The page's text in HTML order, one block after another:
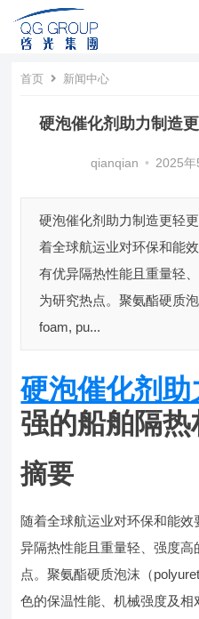
首页 新闻中心
硬泡催化剂助力制造
qianqian • 2025年
硬泡催化剂助力制造更轻
着全球航运业对环保和能
有优异隔热性能且重量轻
为研究热点。聚氨酯硬质
foam, pu...
硬泡催化剂助
强的船舶隔热
摘要
随着全球航运业对环保和能
异隔热性能且重量轻、强度
点。聚氨酯硬质泡沫（
色的保温性能、机械强度及